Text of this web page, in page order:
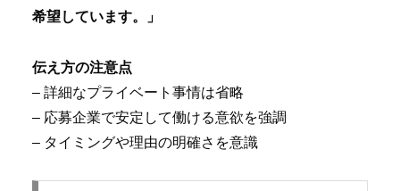
希望しています。」
伝え方の注意点
– 詳細なプライベート事情は省略
– 応募企業で安定して働ける意欲を強調
– タイミングや理由の明確さを意識